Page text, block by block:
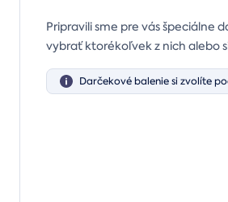
Pripravili sme pre vás špeciálne
vybrať ktorékoľvek z nich alebo
Darčekové balenie si zvolíte